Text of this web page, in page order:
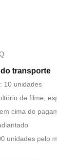
transporte
10 unidades
de filme,
cima do
unidades pelo